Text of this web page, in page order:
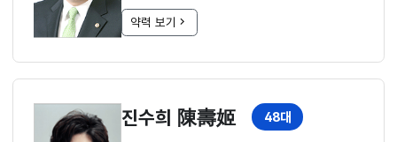
약력 보기
48대
진수희 陳壽姬